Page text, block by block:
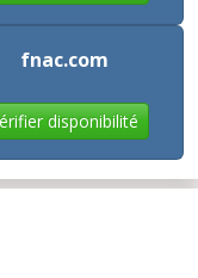
fnac.com
disponibilité